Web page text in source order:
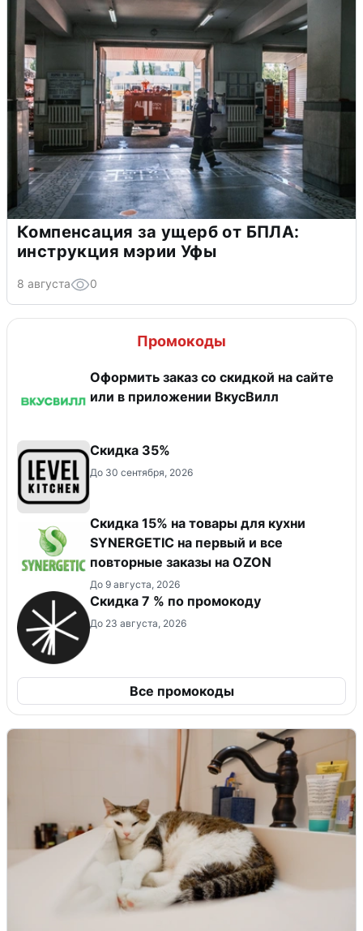
Компенсация за ущерб от БПЛА:
инструкция мэрии Уфы
8 августа 0
Промокоды
Оформить заказ со скидкой на сайте
или в приложении ВкусВилл
Скидка 35%
До 30 сентября, 2026
Скидка 15% на товары для кухни
SYNERGETIC на первый и все
повторные заказы на OZON
До 9 августа, 2026
Скидка 7 % по промокоду
До 23 августа, 2026
Все промокоды